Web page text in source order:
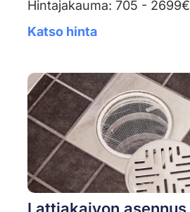
Hintajakauma: 705 - 2699€
Katso hinta